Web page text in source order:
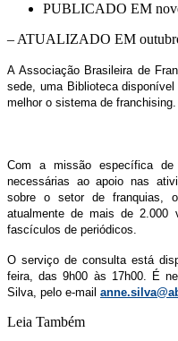
PUBLICADO EM
– ATUALIZADO EM
A Associação Brasileira de
sede, uma Biblioteca
melhor o sistema de franchising.
Com a missão específica de
necessárias ao apoio nas
sobre o setor de franquias,
atualmente de mais de 2.000
fascículos de periódicos.
O serviço de consulta está
feira, das 9h00 às 17h00. É
Silva, pelo e-mail
Leia Também